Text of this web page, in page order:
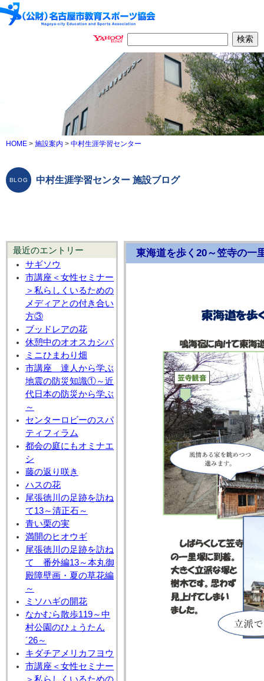
HOME > 施設案内 > 中村生涯学習センター
中村生涯学習センター 施設ブログ
最近のエントリー
サギソウ
市講座＜女性セミナー
＞私らしくいるための
メディアとの付き合い
方③
ブッドレアの花
休憩中のオオスカシバ
ミニひまわり畑
市講座 達人から学ぶ
地震の防災知識①～近
代日本の防災から学ぶ
～
センターロビーのスパ
ティフィラム
都会の庭にもオミナエ
シ
藤の返り咲き
ハスの花
尾張徳川の足跡を訪ね
て13～清正石～
青い栗の実
満開のヒオウギ
尾張徳川の足跡を訪ね
て 番外編13～本丸御
殿障壁画・夏の草花編
～
ミソハギの開花
なかむら散歩119～中
村公園のひょうたん
´26～
キダチアメリカフヨウ
市講座＜女性セミナー
東海道を歩く20～笠寺の一